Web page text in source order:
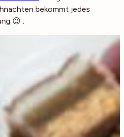
bekommt jedes
😉 :